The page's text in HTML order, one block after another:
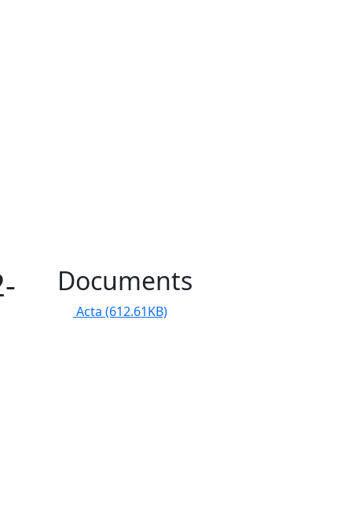
Documents
Acta (612.61KB)